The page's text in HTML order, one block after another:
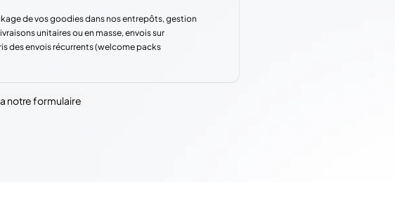
de vos goodies dans nos entrepôts, gestion
unitaires ou en masse, envois sur
des envois récurrents (welcome packs
notre formulaire